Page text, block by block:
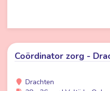
Coördinator zorg -
Drachten